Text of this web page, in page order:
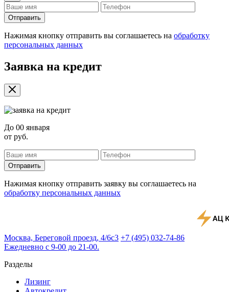
Отправить
Нажимая кнопку отправить вы соглашаетесь на обработку
персональных данных
Заявка на кредит
До 00 января
от руб.
Отправить
Нажимая кнопку отправить заявку вы соглашаетесь на
обработку персональных данных
Москва, Береговой проезд, 4/6с3 +7 (495) 032-74-86
Ежедневно с 9-00 до 21-00.
Разделы
Лизинг